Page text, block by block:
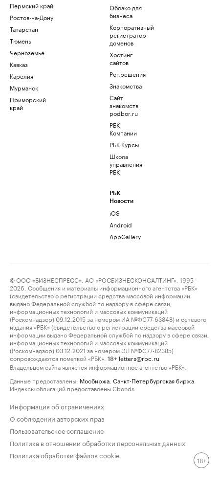
Пермский край
Ростов-на-Дону
Татарстан
Тюмень
Черноземье
Кавказ
Карелия
Мурманск
Приморский
край
Облако для
бизнеса
Корпоративный
регистратор
доменов
Хостинг
сайтов
Рег.решения
Знакомства
Сайт
знакомств
podbor.ru
РБК
Компании
РБК Курсы
Школа
управления
РБК
РБК
Новости
iOS
Android
AppGallery
© ООО «БИЗНЕСПРЕСС», АО «РОСБИЗНЕСКОНСАЛТИНГ», 1995–
2026. Сообщения и материалы информационного агентства «РБК»
(свидетельство о регистрации средства массовой информации
выдано Федеральной службой по надзору в сфере связи,
информационных технологий и массовых коммуникаций
(Роскомнадзор) 09.12.2015 за номером ИА №ФС77-63848) и сетевого
издания «РБК» (свидетельство о регистрации средства массовой
информации выдано Федеральной службой по надзору в сфере связи,
информационных технологий и массовых коммуникаций
(Роскомнадзор) 03.12.2021 за номером ЭЛ №ФС77-82385)
сопровождаются пометкой «РБК».
18+ letters@rbc.ru
Владельцем сайта является информационное агентство «РБК».
Данные предоставлены: Мосбиржа Санкт-Петербургская биржа
Индексы облигаций предоставлены Cbonds.
Информация об ограничениях
О соблюдении авторских прав
Пользовательское соглашение
Политика в отношении обработки персональных данных
Политика обработки файлов cookie
18+